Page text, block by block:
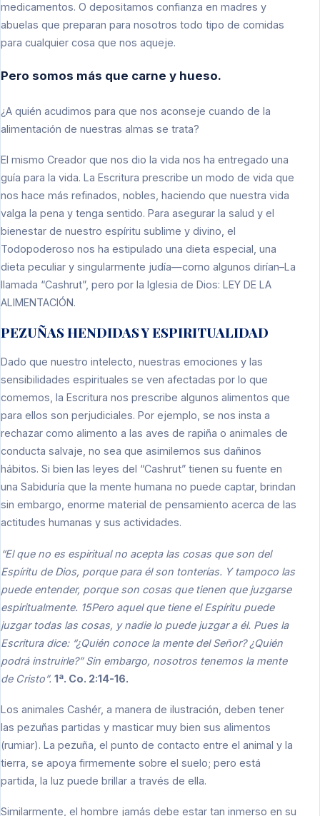
medicamentos. O depositamos confianza en madres y
abuelas que preparan para nosotros todo tipo de comidas
para cualquier cosa que nos aqueje.
Pero somos más que carne y hueso.
¿A quién acudimos para que nos aconseje cuando de la
alimentación de nuestras almas se trata?
El mismo Creador que nos dio la vida nos ha entregado una
guía para la vida. La Escritura prescribe un modo de vida que
nos hace más refinados, nobles, haciendo que nuestra vida
valga la pena y tenga sentido. Para asegurar la salud y el
bienestar de nuestro espíritu sublime y divino, el
Todopoderoso nos ha estipulado una dieta especial, una
dieta peculiar y singularmente judía—como algunos dirían–La
llamada “Cashrut”, pero por la Iglesia de Dios: LEY DE LA
ALIMENTACIÓN.
PEZUÑAS HENDIDAS Y ESPIRITUALIDAD
Dado que nuestro intelecto, nuestras emociones y las
sensibilidades espirituales se ven afectadas por lo que
comemos, la Escritura nos prescribe algunos alimentos que
para ellos son perjudiciales. Por ejemplo, se nos insta a
rechazar como alimento a las aves de rapiña o animales de
conducta salvaje, no sea que asimilemos sus dañinos
hábitos. Si bien las leyes del “Cashrut” tienen su fuente en
una Sabiduría que la mente humana no puede captar, brindan
sin embargo, enorme material de pensamiento acerca de las
actitudes humanas y sus actividades.
“El que no es espiritual no acepta las cosas que son del
Espíritu de Dios, porque para él son tonterías. Y tampoco las
puede entender, porque son cosas que tienen que juzgarse
espiritualmente. 15Pero aquel que tiene el Espíritu puede
juzgar todas las cosas, y nadie lo puede juzgar a él. Pues la
Escritura dice: “¿Quién conoce la mente del Señor? ¿Quién
podrá instruirle?” Sin embargo, nosotros tenemos la mente
de Cristo”. 1ª. Co. 2:14-16.
Los animales Cashér, a manera de ilustración, deben tener
las pezuñas partidas y masticar muy bien sus alimentos
(rumiar). La pezuña, el punto de contacto entre el animal y la
tierra, se apoya firmemente sobre el suelo; pero está
partida, la luz puede brillar a través de ella.
Similarmente, el hombre jamás debe estar tan inmerso en su